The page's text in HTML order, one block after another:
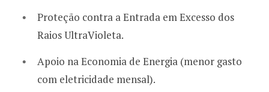
Proteção contra a Entrada em Excesso dos
Raios UltraVioleta.
Apoio na Economia de Energia (menor gasto
com eletricidade mensal).